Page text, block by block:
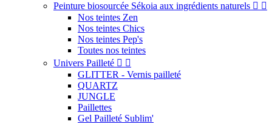
Peinture biosourcée Sékoia aux ingrédients naturels  
Nos teintes Zen
Nos teintes Chics
Nos teintes Pep's
Toutes nos teintes
Univers Pailleté  
GLITTER - Vernis pailleté
QUARTZ
JUNGLE
Paillettes
Gel Pailleté Sublim'